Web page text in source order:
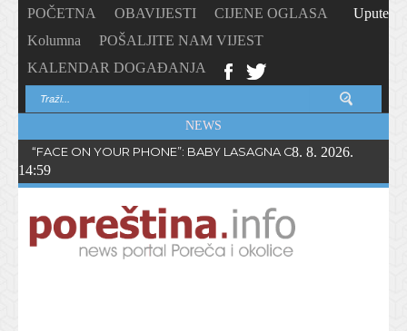
POČETNA OBAVIJESTI
CIJENE OGLASA
Kolumna
POŠALJITE NAM VIJEST
KALENDAR DOGAĐANJA
Upute
NEWS
“FACE ON YOUR PHONE”: BABY LASAGNA OBJAVIO NOVI
8. 8. 2026.
14:59